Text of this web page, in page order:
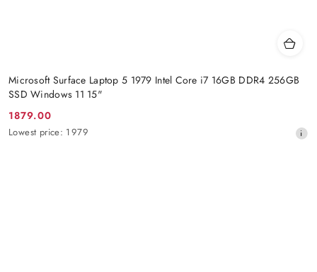
Microsoft Surface Laptop 5 1979 Intel Core i7 16GB DDR4 256GB
SSD Windows 11 15"
Promotion
price:
1879.00
Lowest
Lowest price: 1979